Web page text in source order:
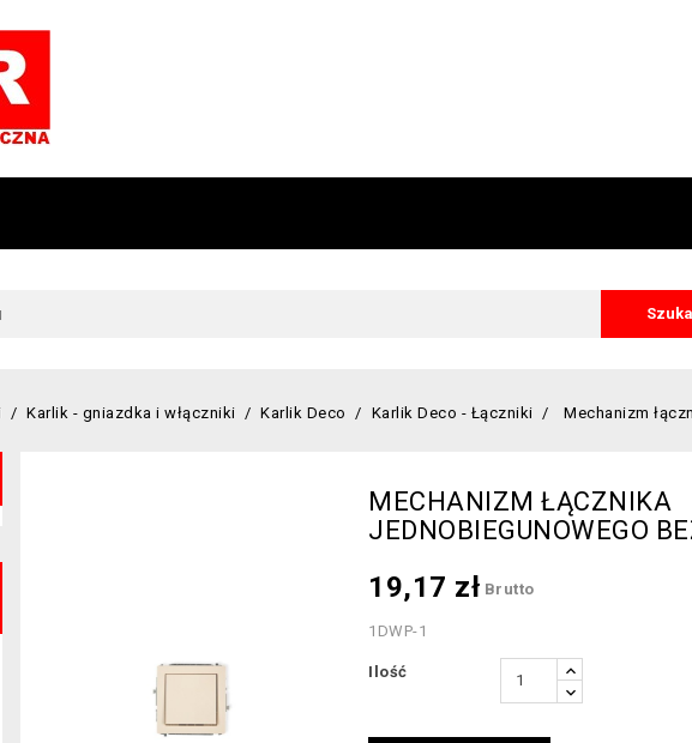
Karlik - gniazdka i włączniki Karlik Deco Karlik Deco - Łączniki Mechanizm
MECHANIZM ŁĄCZNIKA
JEDNOBIEGUNOWEGO
19,17 zł Brutto
1DWP-1
Ilość